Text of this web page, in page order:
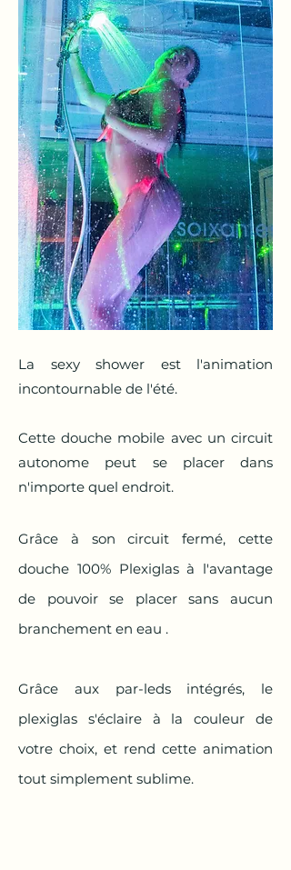
La sexy shower est l'animation
incontournable de l'été.
Cette douche mobile avec un circuit
autonome peut se placer dans
n'importe quel endroit.
Grâce à son circuit fermé, cette
douche 100% Plexiglas à l'avantage
de pouvoir se placer sans aucun
branchement en eau .
Grâce aux par-leds intégrés, le
plexiglas s'éclaire à la couleur de
votre choix, et rend cette animation
tout simplement sublime.